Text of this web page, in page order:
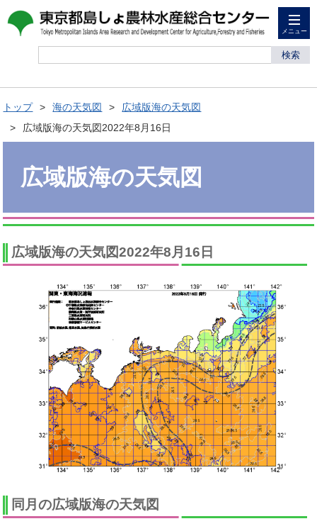
メニュー
検索
トップ 海の天気図
広域版海の天気図
広域版海の天気図2022年8月16日
広域版海の天気図
広域版海の天気図2022年8月16日
同月の広域版海の天気図